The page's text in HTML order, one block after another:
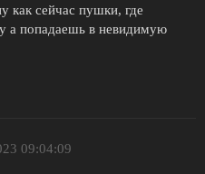
как сейчас пушки, где
а попадаешь в невидимую
09:04:09